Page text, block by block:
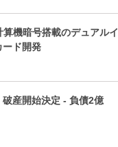
機暗号搭載のデュアルイ
ード開発
産開始決定 - 負債2億